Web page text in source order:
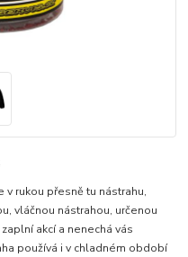
v rukou přesně tu nástrahu,
vláčnou nástrahou, určenou
akcí a nenechá vás
používá i v chladném období